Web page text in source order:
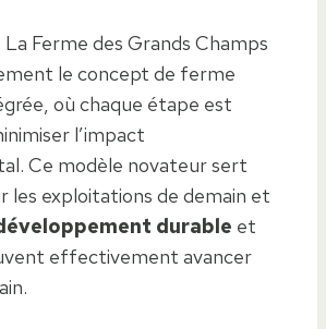
Ferme des Grands Champs
le concept de ferme
où chaque étape est
l’impact
Ce modèle novateur sert
les exploitations de demain et
durable et
effectivement avancer